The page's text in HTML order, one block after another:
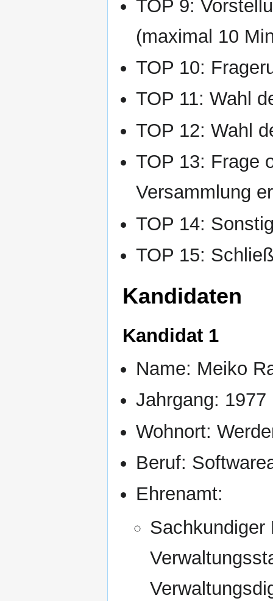
TOP 9:
(maximal 10
TOP 10:
TOP 11: Wahl
TOP 12: Wahl
TOP 13: Frage
Versammlung
TOP 14:
TOP 15:
Kandidaten
Kandidat 1
Name: Meiko
Jahrgang: 1977
Wohnort:
Beruf:
Ehrenamt:
Sachkundiger